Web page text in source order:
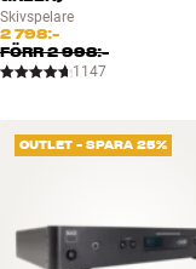
Skivspelare
2 798:-
FÖRR2 998:-
1147
OUTLET - SPARA 25%